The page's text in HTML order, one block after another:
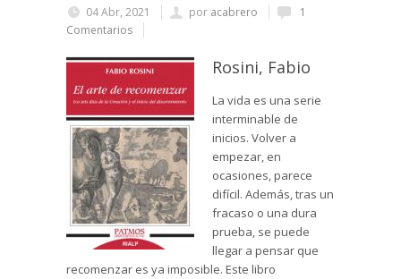
04 Abr, 2021 por acabrero
1
Comentarios
Rosini, Fabio
La vida es una serie
interminable de
inicios. Volver a
empezar, en
ocasiones, parece
difícil. Además, tras un
fracaso o una dura
prueba, se puede
llegar a pensar que
recomenzar es ya imposible. Este libro